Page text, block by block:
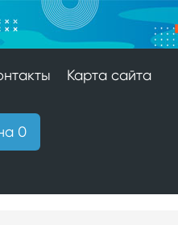
Карта сайта
0